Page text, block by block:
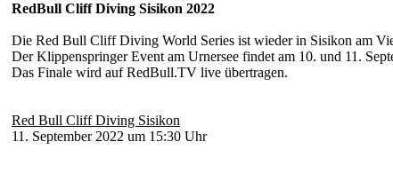
RedBull Cliff Diving Sisikon 2022
Die Red Bull Cliff Diving World Series ist wieder in Sisikon am
Der Klippenspringer Event am Urnersee findet am 10. und 11.
Das Finale wird auf RedBull.TV live übertragen.
Red Bull Cliff Diving Sisikon
11. September 2022 um 15:30 Uhr